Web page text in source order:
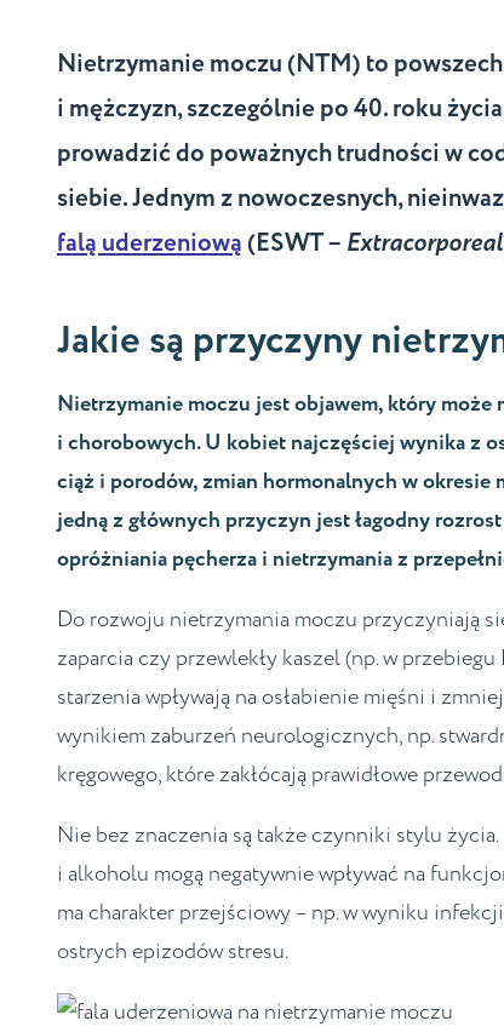
Nietrzymanie moczu (NTM) to
i mężczyzn, szczególnie po 40. roku
prowadzić do poważnych trudności w
siebie. Jednym z nowoczesnych,
falą uderzeniową(ESWT –
Jakie są przyczyny
Nietrzymanie moczu jest objawem, który
i chorobowych. U kobiet najczęściej wynika z
ciąż i porodów, zmian hormonalnych w
jedną z głównych przyczyn jest łagodny
opróżniania pęcherza i nietrzymania z
Do rozwoju nietrzymania moczu przyczyniają
zaparcia czy przewlekły kaszel (np. w
starzenia wpływają na osłabienie mięśni i
wynikiem zaburzeń neurologicznych, np.
kręgowego, które zakłócają prawidłowe
Nie bez znaczenia są także czynniki stylu
i alkoholu mogą negatywnie wpływać na
ma charakter przejściowy – np. w wyniku
ostrych epizodów stresu.